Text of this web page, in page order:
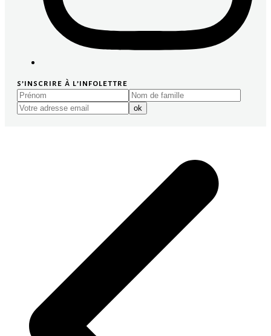
s’inscrire à l’infolettre
Prénom
Nom
de
famille
adresse
ok